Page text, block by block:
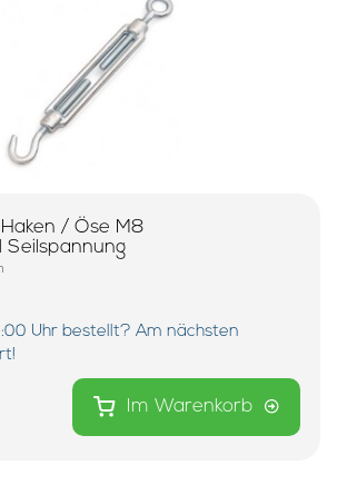
/ Öse M8
Seilspannung
Uhr bestellt? Am nächsten
Im Warenkorb